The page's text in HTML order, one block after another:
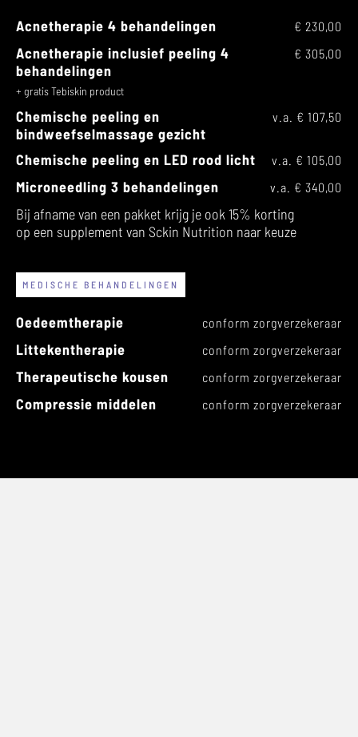
Acnetherapie 4 behandelingen € 230,00
Acnetherapie inclusief peeling 4
behandelingen
+ gratis Tebiskin product
€ 305,00
Chemische peeling en
bindweefselmassage gezicht
v.a. € 107,50
Chemische peeling en LED rood licht v.a. € 105,00
Microneedling 3 behandelingen v.a. € 340,00
Bij afname van een pakket krijg je ook 15% korting
op een supplement van Sckin Nutrition naar keuze
MEDISCHE BEHANDELINGEN
Oedeemtherapie conform zorgverzekeraar
Littekentherapie conform zorgverzekeraar
Therapeutische kousen conform zorgverzekeraar
Compressie middelen conform zorgverzekeraar